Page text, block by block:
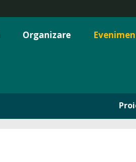
Organizare